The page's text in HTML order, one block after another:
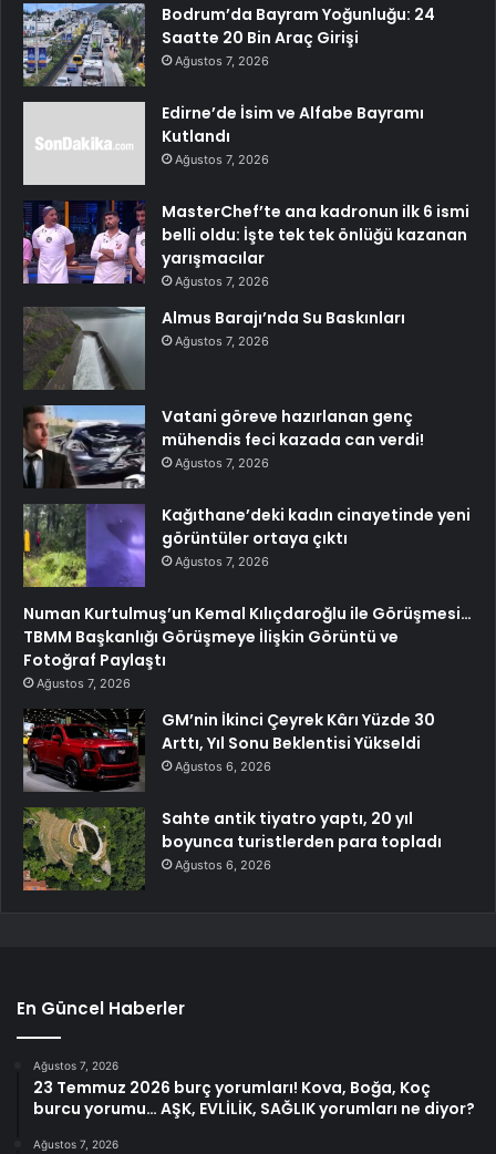
Bodrum’da Bayram Yoğunluğu: 24
Saatte 20 Bin Araç Girişi
Ağustos 7, 2026
Edirne’de İsim ve Alfabe Bayramı
Kutlandı
Ağustos 7, 2026
MasterChef’te ana kadronun ilk 6 ismi
belli oldu: İşte tek tek önlüğü kazanan
yarışmacılar
Ağustos 7, 2026
Almus Barajı’nda Su Baskınları
Ağustos 7, 2026
Vatani göreve hazırlanan genç
mühendis feci kazada can verdi!
Ağustos 7, 2026
Kağıthane’deki kadın cinayetinde yeni
görüntüler ortaya çıktı
Ağustos 7, 2026
Numan Kurtulmuş’un Kemal Kılıçdaroğlu ile Görüşmesi…
TBMM Başkanlığı Görüşmeye İlişkin Görüntü ve
Fotoğraf Paylaştı
Ağustos 7, 2026
GM’nin İkinci Çeyrek Kârı Yüzde 30
Arttı, Yıl Sonu Beklentisi Yükseldi
Ağustos 6, 2026
Sahte antik tiyatro yaptı, 20 yıl
boyunca turistlerden para topladı
Ağustos 6, 2026
En Güncel Haberler
Ağustos 7, 2026
23 Temmuz 2026 burç yorumları! Kova, Boğa, Koç
burcu yorumu… AŞK, EVLİLİK, SAĞLIK yorumları ne diyor?
Ağustos 7, 2026